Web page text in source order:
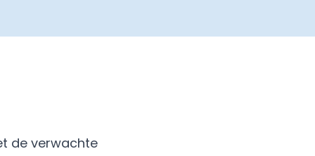
de verwachte